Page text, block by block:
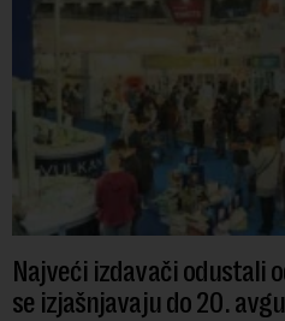
Najveći izdavači odustali
se izjašnjavaju do 20.